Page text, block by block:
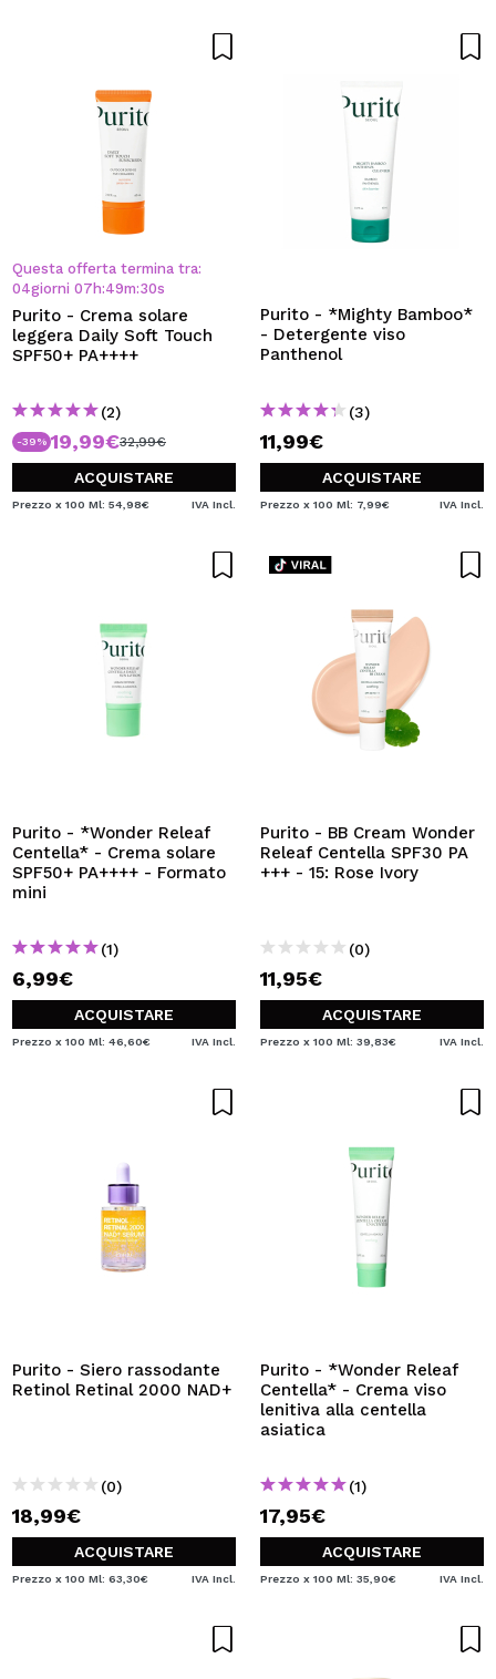
Questa offerta termina tra:
04giorni 07 h:49m:29s
Purito - Crema solare
leggera Daily Soft Touch
SPF50+ PA++++
(2)
-39% 19,99€32,99€
ACQUISTARE
Prezzo x 100 Ml: 54,98€ IVA Incl.
Purito - *Mighty Bamboo*
- Detergente viso
Panthenol
(3)
11,99€
ACQUISTARE
Prezzo x 100 Ml: 7,99€ IVA Incl.
Purito - *Wonder Releaf
Centella* - Crema solare
SPF50+ PA++++ - Formato
mini
(1)
6,99€
ACQUISTARE
Prezzo x 100 Ml: 46,60€ IVA Incl.
Purito - BB Cream Wonder
Releaf Centella SPF30 PA
+++ - 15: Rose Ivory
(0)
11,95€
ACQUISTARE
Prezzo x 100 Ml: 39,83€ IVA Incl.
Purito - Siero rassodante
Retinol Retinal 2000 NAD+
(0)
18,99€
ACQUISTARE
Prezzo x 100 Ml: 63,30€ IVA Incl.
Purito - *Wonder Releaf
Centella* - Crema viso
lenitiva alla centella
asiatica
(1)
17,95€
ACQUISTARE
Prezzo x 100 Ml: 35,90€ IVA Incl.